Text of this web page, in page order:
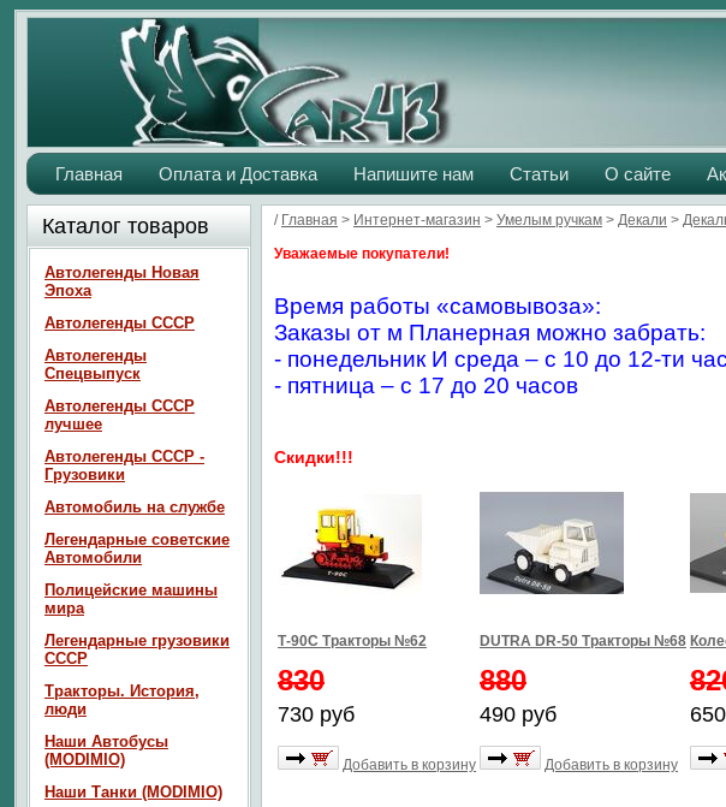
Главная Оплата и Доставка Напишите нам Статьи О сайте
/ Главная > Интернет-магазин > Умелым ручкам > Декали >
Уважаемые покупатели!
Время работы «самовывоза»:
Заказы от м Планерная можно забрать:
- понедельник И среда – с 10 до 12-ти
- пятница – с 17 до 20 часов
Скидки!!!
Т-90С Тракторы №62
830
730 руб
Добавить в корзину
DUTRA DR-50 Тракторы №68
880
490 руб
Добавить в корзину
Каталог товаров
Автолегенды Новая
Эпоха
Автолегенды СССР
Автолегенды
Спецвыпуск
Автолегенды СССР
лучшее
Автолегенды СССР -
Грузовики
Автомобиль на службе
Легендарные советские
Автомобили
Полицейские машины
мира
Легендарные грузовики
СССР
Тракторы. История,
люди
Наши Автобусы
(MODIMIO)
Наши Танки (MODIMIO)